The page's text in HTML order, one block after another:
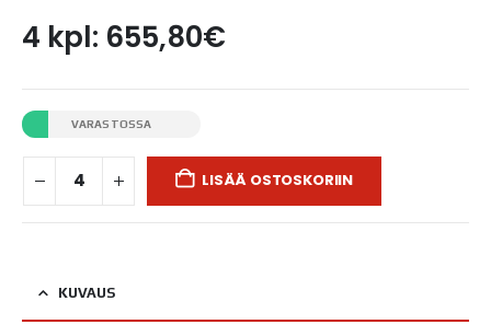
4 kpl: 655,80€
VARASTOSSA
LISÄÄ OSTOSKORIIN
KUVAUS